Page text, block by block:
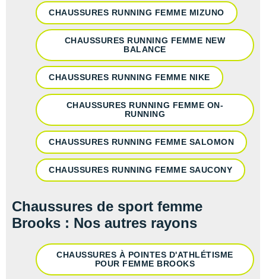
CHAUSSURES RUNNING FEMME MIZUNO
CHAUSSURES RUNNING FEMME NEW
BALANCE
CHAUSSURES RUNNING FEMME NIKE
CHAUSSURES RUNNING FEMME ON-
RUNNING
CHAUSSURES RUNNING FEMME SALOMON
CHAUSSURES RUNNING FEMME SAUCONY
Chaussures de sport femme
Brooks : Nos autres rayons
CHAUSSURES À POINTES D'ATHLÉTISME
POUR FEMME BROOKS